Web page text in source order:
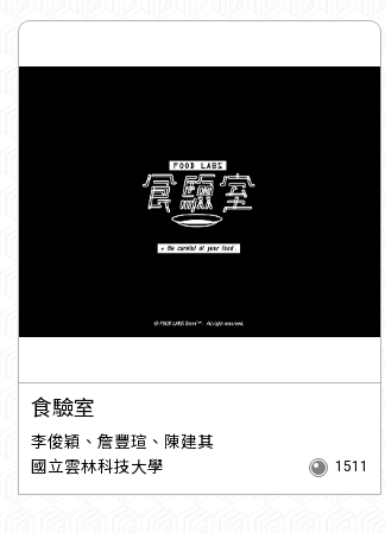
食驗室
李俊穎、詹豐瑄、陳建其
國立雲林科技大學
1511